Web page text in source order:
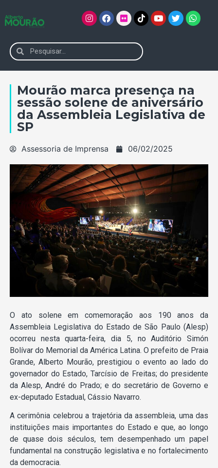
Mourão marca presença na
sessão solene de aniversário
da Assembleia Legislativa de
SP
Assessoria de Imprensa 06/02/2025
O ato solene em comemoração aos 190 anos da
Assembleia Legislativa do Estado de São Paulo (Alesp)
ocorreu nesta quarta-feira, dia 5, no Auditório Simón
Bolívar do Memorial da América Latina. O prefeito de Praia
Grande, Alberto Mourão, prestigiou o evento ao lado do
governador do Estado, Tarcísio de Freitas; do presidente
da Alesp, André do Prado; e do secretário de Governo e
ex-deputado Estadual, Cássio Navarro.
A cerimônia celebrou a trajetória da assembleia, uma das
instituições mais importantes do Estado e que, ao longo
de quase dois séculos, tem desempenhado um papel
fundamental na construção legislativa e no fortalecimento
da democracia.